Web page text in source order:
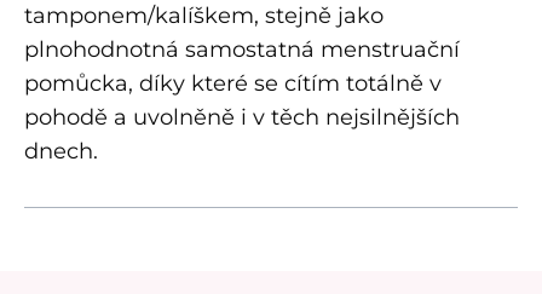
tamponem/kalíškem, stejně jako
plnohodnotná samostatná menstruační
pomůcka, díky které se cítím totálně v
pohodě a uvolněně i v těch nejsilnějších
dnech.